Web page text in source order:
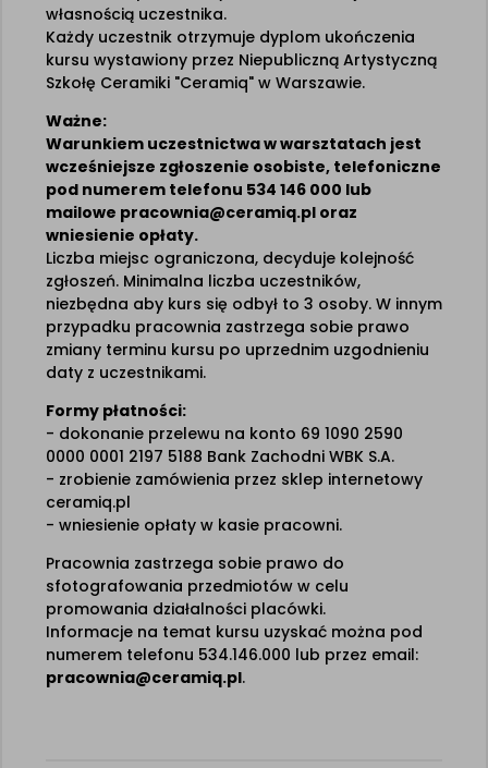
własnością uczestnika.
Każdy uczestnik otrzymuje dyplom ukończenia
kursu wystawiony przez Niepubliczną Artystyczną
Szkołę Ceramiki "Ceramiq" w Warszawie.
Ważne:
Warunkiem uczestnictwa w warsztatach jest
wcześniejsze zgłoszenie osobiste, telefoniczne
pod numerem telefonu 534 146 000 lub
mailowe pracownia@ceramiq.pl oraz
wniesienie opłaty.
Liczba miejsc ograniczona, decyduje kolejność
zgłoszeń. Minimalna liczba uczestników,
niezbędna aby kurs się odbył to 3 osoby. W innym
przypadku pracownia zastrzega sobie prawo
zmiany terminu kursu po uprzednim uzgodnieniu
daty z uczestnikami.
Formy płatności:
- dokonanie przelewu na konto 69 1090 2590
0000 0001 2197 5188 Bank Zachodni WBK S.A.
- zrobienie zamówienia przez sklep internetowy
ceramiq.pl
- wniesienie opłaty w kasie pracowni.
Pracownia zastrzega sobie prawo do
sfotografowania przedmiotów w celu
promowania działalności placówki.
Informacje na temat kursu uzyskać można pod
numerem telefonu 534.146.000 lub przez email:
pracownia@ceramiq.pl.